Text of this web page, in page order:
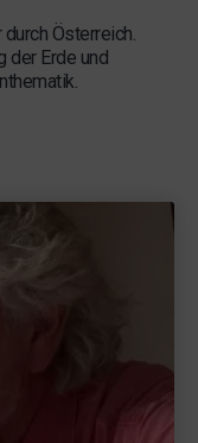
Österreich.
der Erde und